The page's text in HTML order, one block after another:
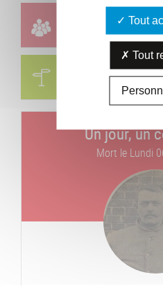
Groupes
Réservation &
Circuits
Visites & parcours
Un jour, un
Mort le Lundi
Tout
Tout